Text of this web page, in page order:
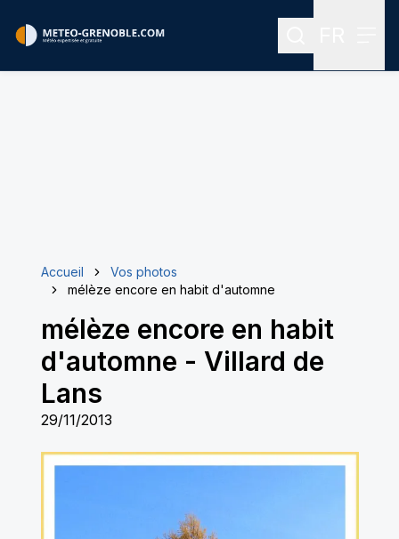
Rechercher
Accueil
Vos photos
mélèze encore en habit d'automne
mélèze encore en habit
d'automne - Villard de
Lans
29/11/2013